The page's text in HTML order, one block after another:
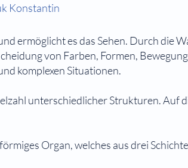
Konstantin
ermöglicht es das Sehen. Durch die
von Farben, Formen,
komplexen Situationen.
unterschiedlicher Strukturen.
Organ, welches aus drei